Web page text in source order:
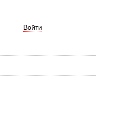
Войти